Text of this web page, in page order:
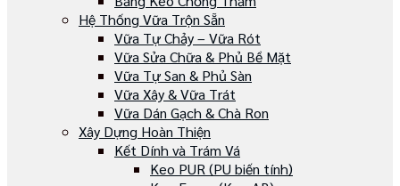
Hệ Thống Vữa Trộn Sẵn
Vữa Tự Chảy – Vữa Rót
Vữa Sửa Chữa & Phủ Bề Mặt
Vữa Tự San & Phủ Sàn
Vữa Xây & Vữa Trát
Vữa Dán Gạch & Chà Ron
Xây Dựng Hoàn Thiện
Kết Dính và Trám Vá
Keo PUR (PU biến tính)